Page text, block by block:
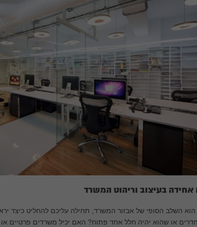
בעיצוב וריהוט המשרד
השלב הסופי של אבזור המשרד, תחילה עליכם להחליט כיצד
או שהוא יהיה חלל אחד פתוח? האם יכיל משרדים פרטיים